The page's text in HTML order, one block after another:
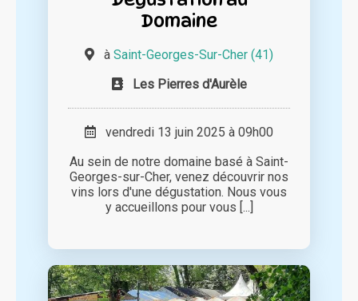
Domaine
à Saint-Georges-Sur-Cher (41)
Les Pierres d'Aurèle
vendredi 13 juin 2025 à 09h00
Au sein de notre domaine basé à Saint-
Georges-sur-Cher, venez découvrir nos
vins lors d'une dégustation. Nous vous
y accueillons pour vous [...]